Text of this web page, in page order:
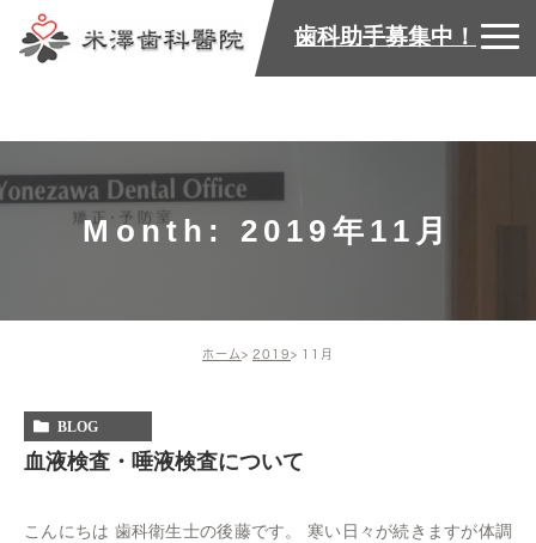
歯科助手募集中！
Month: 2019年11月
ホーム 2019 11月
BLOG
血液検査・唾液検査について
こんにちは 歯科衛生士の後藤です。 寒い日々が続きますが体調